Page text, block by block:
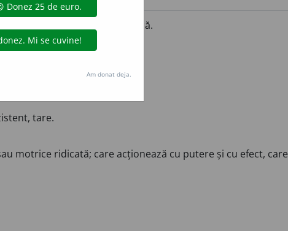
Care are o mare putere fizică.
pronunțat.
tare.
motrice ridicată; care acționează cu putere și cu efect, care
Am donat deja.